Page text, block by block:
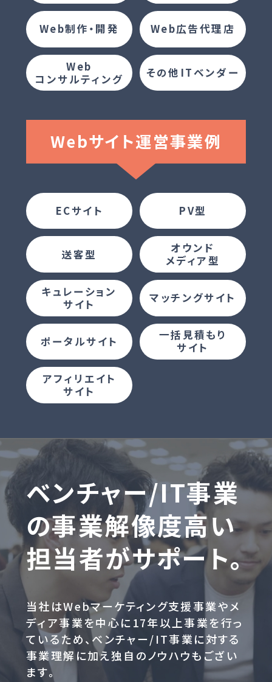
Web制作・開発 Web広告代理店
Web
コンサルティング
その他ITベンダー
Webサイト運営事業例
ECサイト PV型
送客型
オウンド
メディア型
キュレーション
サイト
マッチングサイト
ポータルサイト
一括見積もり
サイト
アフィリエイト
サイト
ベンチャー/IT事業
の事業解像度高い
担当者がサポート。
当社はWebマーケティング支援事業やメ
ディア事業を中心に17年以上事業を行っ
ているため、ベンチャー/IT事業に対する
事業理解に加え独自のノウハウもござい
ます。
説しています。
会員登録いただくと
すべての動画の閲覧が可能です。
会員登録はたった1分で完了！
まずは無料で相談する
すぐに会員登録してみる